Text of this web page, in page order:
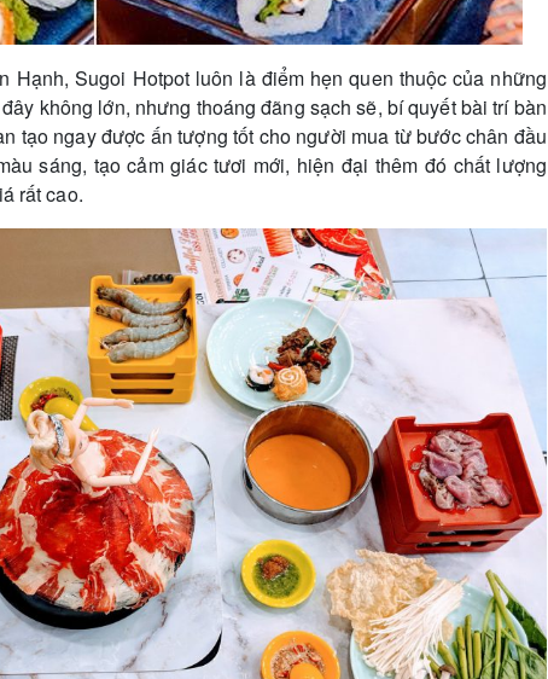
Hạnh, Sugoi Hotpot luôn là điểm hẹn quen thuộc của những
không lớn, nhưng thoáng đãng sạch sẽ, bí quyết bài trí bàn
tạo ngay được ấn tượng tốt cho người mua từ bước chân đầu
sáng, tạo cảm giác tươi mới, hiện đại thêm đó chất lượng
rất cao.